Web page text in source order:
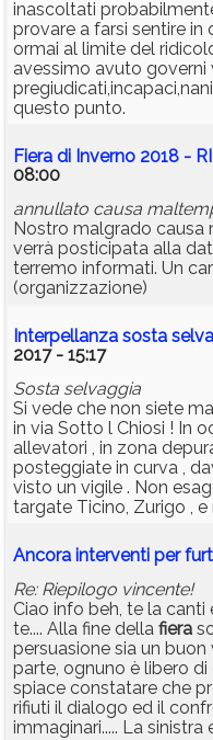
inascoltati
provare a farsi sentire
ormai al limite del
avessimo avuto governi
questo punto.
Fiera di Inverno 2018 -
08:00
annullato causa
Nostro malgrado causa
verrà posticipata alla
terremo informati. Un
(organizzazione)
Interpellanza sosta
2017 - 15:17
Sosta selvaggia
Si vede che non siete
in via Sotto l Chiosi ! In
allevatori , in zona
posteggiate in curva ,
visto un vigile . Non
targate Ticino, Zurigo ,
Ancora interventi per
Re: Riepilogo vincente!
Ciao info beh, te la
te.... Alla fine della fiera
persuasione sia un
parte, ognuno è libero
spiace constatare che
rifiuti il dialogo ed il
immaginari..... La